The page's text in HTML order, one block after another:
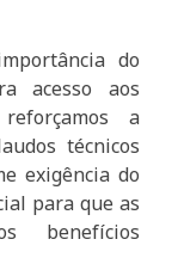
do
acesso aos
reforçamos a
técnicos
exigência do
para que as
benefícios